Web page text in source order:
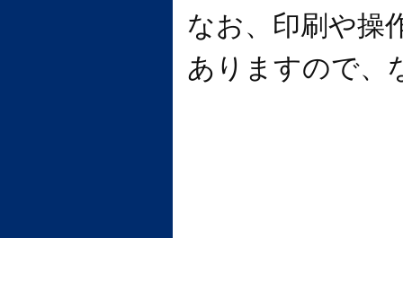
なお、印刷や操
ありますので、